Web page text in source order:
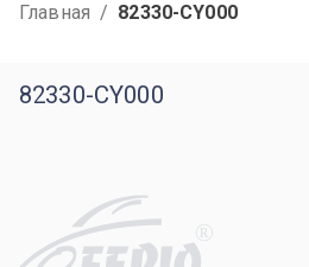
Главная / 82330-CY000
82330-CY000
R